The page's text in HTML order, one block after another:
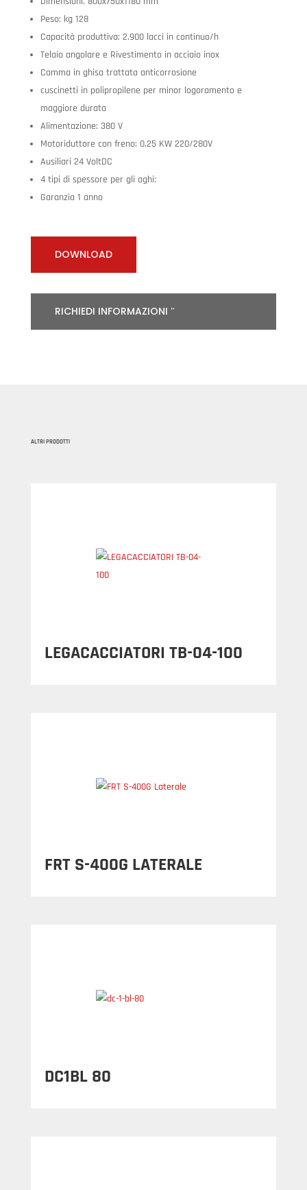
Peso: kg 128
Capacità produttiva: 2.900 lacci in continuo/h
Telaio angolare e Rivestimento in acciaio inox
Camma in ghisa trattata anticorrosione
cuscinetti in polipropilene per minor logoramento e
maggiore durata
Alimentazione: 380 V
Motoriduttore con freno: 0,25 KW 220/280V
Ausiliari 24 VoltDC
4 tipi di spessore per gli aghi:
Garanzia 1 anno
DOWNLOAD
RICHIEDI INFORMAZIONI
ALTRI PRODOTTI
LEGACACCIATORI TB-04-100
FRT S-400G LATERALE
DC1BL 80